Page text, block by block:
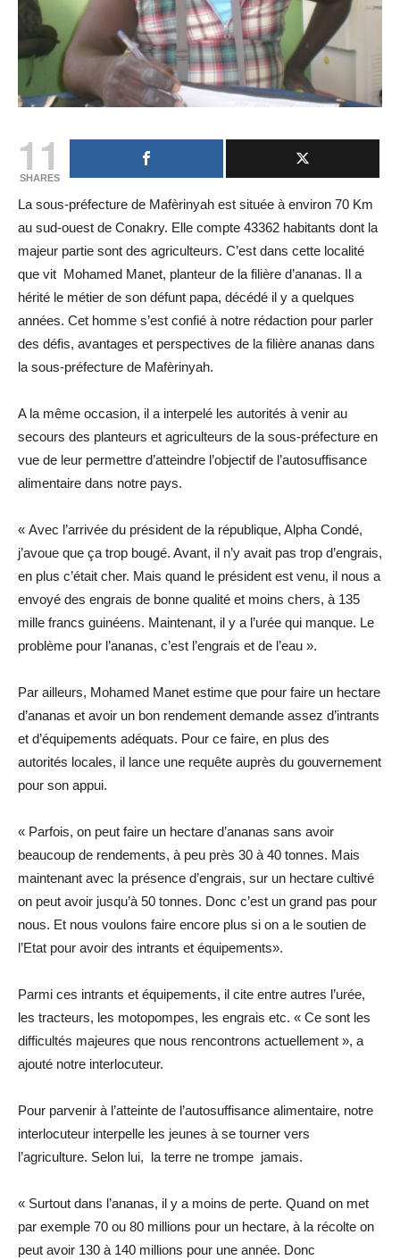
11
SHARES
La sous-préfecture de Mafèrinyah est située à environ 70 Km
au sud-ouest de Conakry. Elle compte 43362 habitants dont la
majeur partie sont des agriculteurs. C’est dans cette localité
que vit Mohamed Manet, planteur de la filière d’ananas. Il a
hérité le métier de son défunt papa, décédé il y a quelques
années. Cet homme s’est confié à notre rédaction pour parler
des défis, avantages et perspectives de la filière ananas dans
la sous-préfecture de Mafèrinyah.
A la même occasion, il a interpelé les autorités à venir au
secours des planteurs et agriculteurs de la sous-préfecture en
vue de leur permettre d’atteindre l’objectif de l’autosuffisance
alimentaire dans notre pays.
« Avec l’arrivée du président de la république, Alpha Condé,
j’avoue que ça trop bougé. Avant, il n’y avait pas trop d’engrais,
en plus c’était cher. Mais quand le président est venu, il nous a
envoyé des engrais de bonne qualité et moins chers, à 135
mille francs guinéens. Maintenant, il y a l’urée qui manque. Le
problème pour l’ananas, c’est l’engrais et de l’eau ».
Par ailleurs, Mohamed Manet estime que pour faire un hectare
d’ananas et avoir un bon rendement demande assez d’intrants
et d’équipements adéquats. Pour ce faire, en plus des
autorités locales, il lance une requête auprès du gouvernement
pour son appui.
« Parfois, on peut faire un hectare d’ananas sans avoir
beaucoup de rendements, à peu près 30 à 40 tonnes. Mais
maintenant avec la présence d’engrais, sur un hectare cultivé
on peut avoir jusqu’à 50 tonnes. Donc c’est un grand pas pour
nous. Et nous voulons faire encore plus si on a le soutien de
l’Etat pour avoir des intrants et équipements».
Parmi ces intrants et équipements, il cite entre autres l’urée,
les tracteurs, les motopompes, les engrais etc. « Ce sont les
difficultés majeures que nous rencontrons actuellement », a
ajouté notre interlocuteur.
Pour parvenir à l’atteinte de l’autosuffisance alimentaire, notre
interlocuteur interpelle les jeunes à se tourner vers
l’agriculture. Selon lui, la terre ne trompe jamais.
« Surtout dans l’ananas, il y a moins de perte. Quand on met
par exemple 70 ou 80 millions pour un hectare, à la récolte on
peut avoir 130 à 140 millions pour une année. Donc